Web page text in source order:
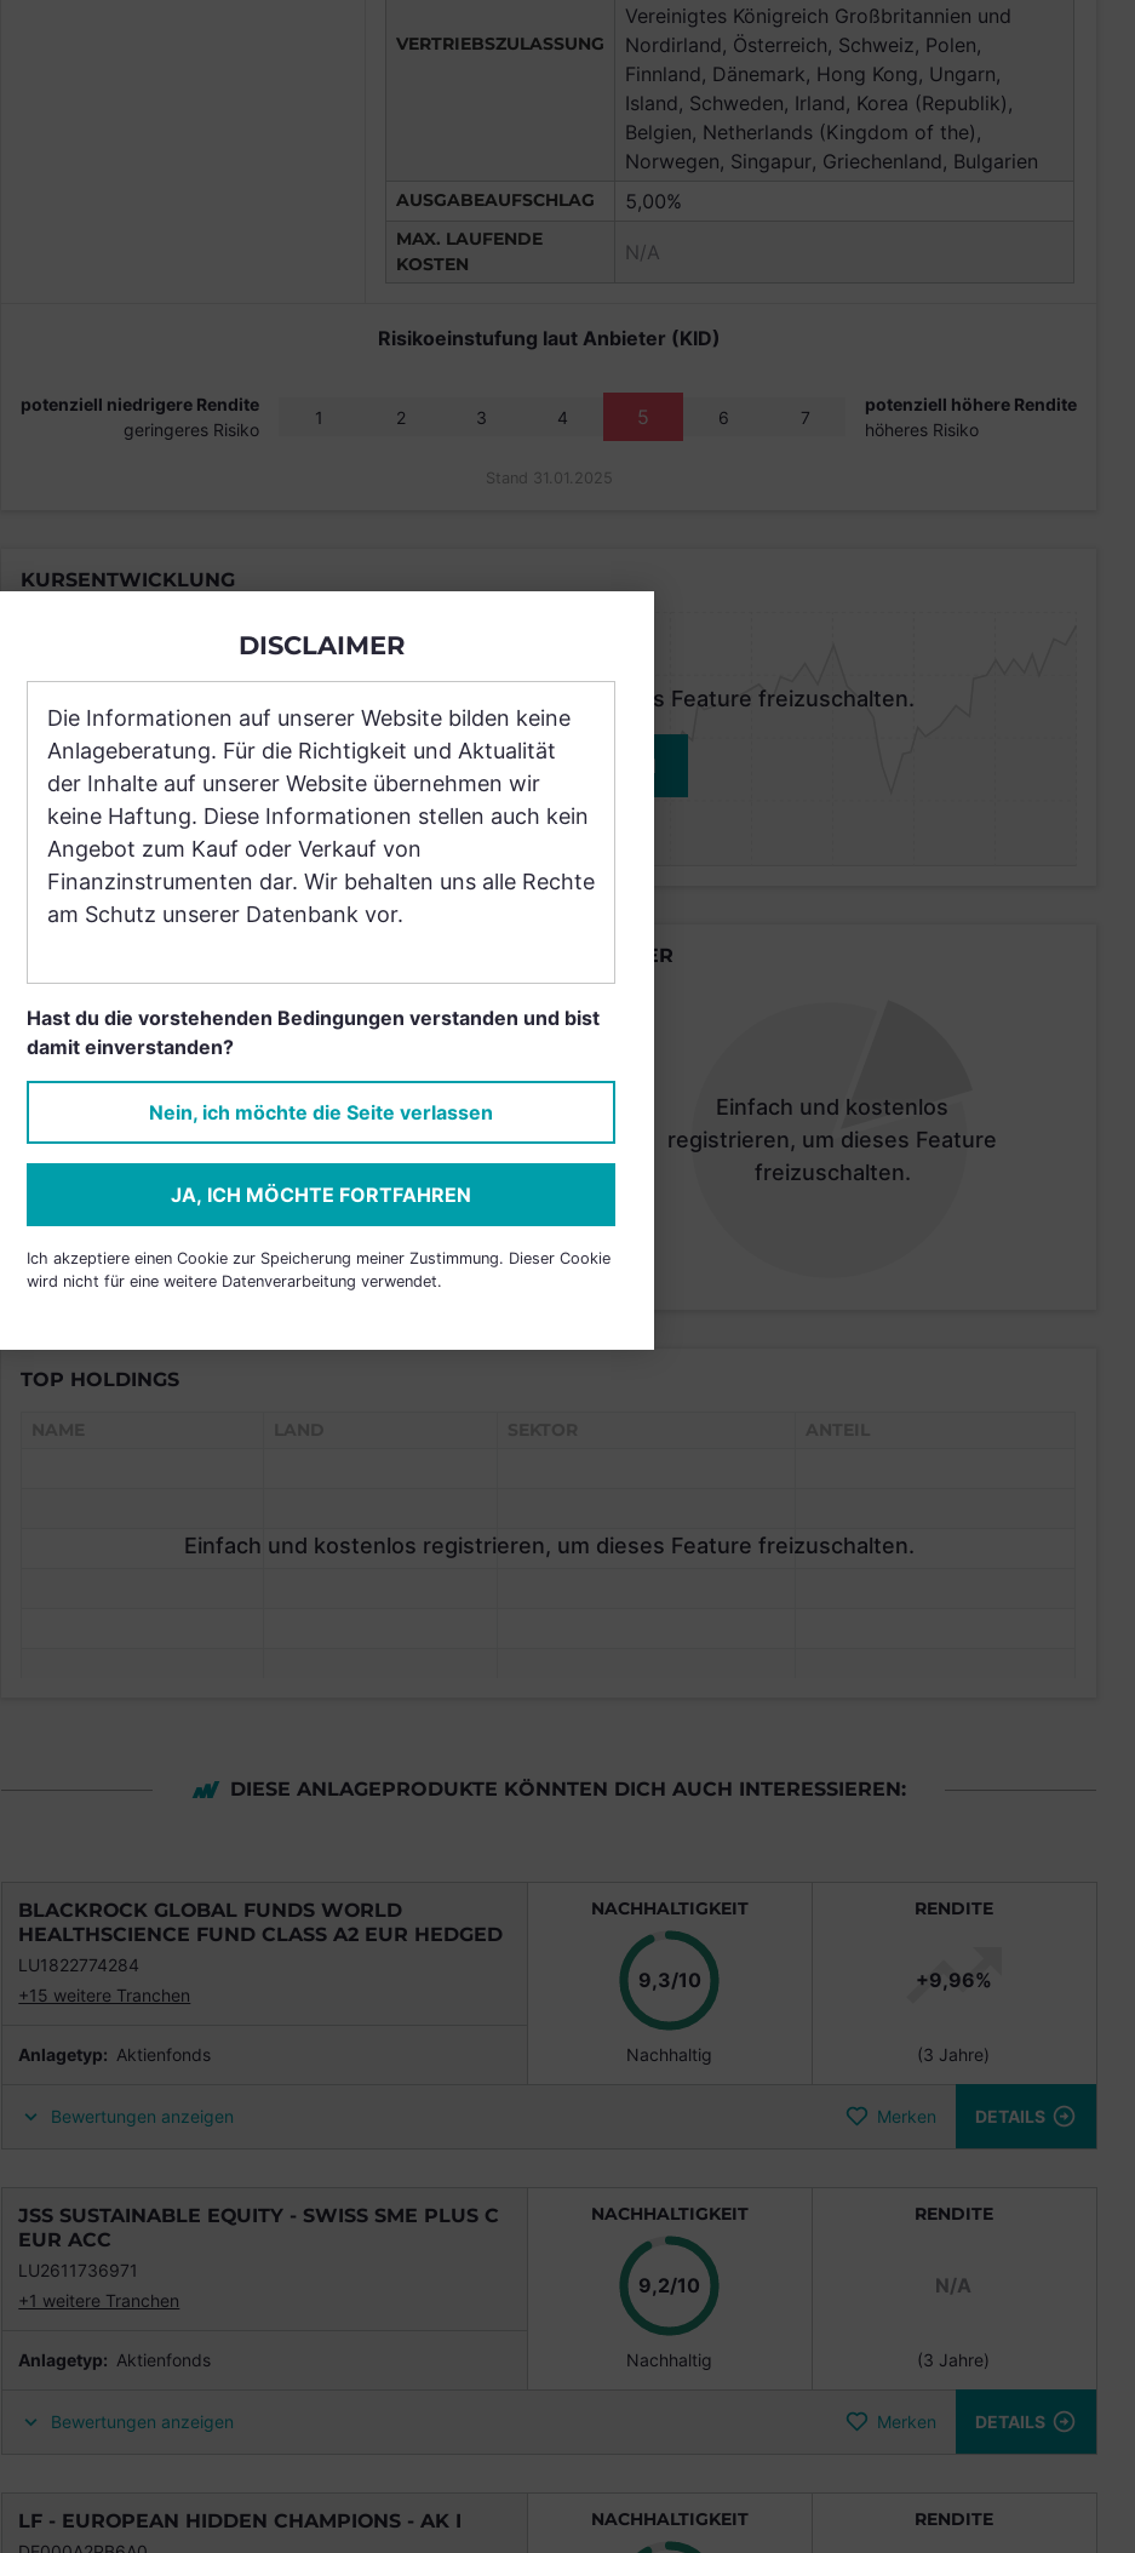
VERTRIEBSZULASSUNG
Vereinigtes Königreich Großbritannien und
Nordirland, Österreich, Schweiz, Polen,
Finnland, Dänemark, Hong Kong, Ungarn,
Island, Schweden, Irland, Korea (Republik),
Belgien, Netherlands (Kingdom of the),
Norwegen, Singapur, Griechenland, Bulgarien
AUSGABEAUFSCHLAG 5,00%
MAX. LAUFENDE
KOSTEN
N/A
Risikoeinstufung laut Anbieter (KID)
potenziell niedrigere Rendite
geringeres Risiko
1 2 3 4 5 6 7
potenziell höhere Rendite
höheres Risiko
Stand 31.01.2025
KURSENTWICKLUNG
Einfach und kostenlos registrieren, um dieses Feature freizuschalten.
JETZT ANMELDEN
Einfach und kostenlos
registrieren, um dieses Feature
freizuschalten.
LÄNDER
Einfach und kostenlos
registrieren, um dieses Feature
freizuschalten.
TOP HOLDINGS
Einfach und kostenlos registrieren, um dieses Feature freizuschalten.
DIESE ANLAGEPRODUKTE KÖNNTEN DICH AUCH INTERESSIEREN:
BLACKROCK GLOBAL FUNDS WORLD
HEALTHSCIENCE FUND CLASS A2 EUR HEDGED
LU1822774284
+15 weitere Tranchen
Anlagetyp: Aktienfonds
NACHHALTIGKEIT
9,3/10Punkte
Nachhaltig
RENDITE
+9,96%
(3 Jahre)
Bewertungen anzeigen Merken DETAILS
JSS SUSTAINABLE EQUITY - SWISS SME PLUS C
EUR ACC
LU2611736971
+1 weitere Tranchen
Anlagetyp: Aktienfonds
NACHHALTIGKEIT
9,2/10 Punkte
Nachhaltig
RENDITE
N/A
(3 Jahre)
Bewertungen anzeigen Merken DETAILS
LF - EUROPEAN HIDDEN CHAMPIONS - AK I NACHHALTIGKEIT RENDITE
DISCLAIMER
Die Informationen auf unserer Website bilden keine
Anlageberatung. Für die Richtigkeit und Aktualität
der Inhalte auf unserer Website übernehmen wir
keine Haftung. Diese Informationen stellen auch kein
Angebot zum Kauf oder Verkauf von
Finanzinstrumenten dar. Wir behalten uns alle Rechte
am Schutz unserer Datenbank vor.
Hast du die vorstehenden Bedingungen verstanden und bist
damit einverstanden?
Nein, ich möchte die Seite verlassen
JA, ICH MÖCHTE FORTFAHREN
Ich akzeptiere einen Cookie zur Speicherung meiner Zustimmung. Dieser Cookie
wird nicht für eine weitere Datenverarbeitung verwendet.